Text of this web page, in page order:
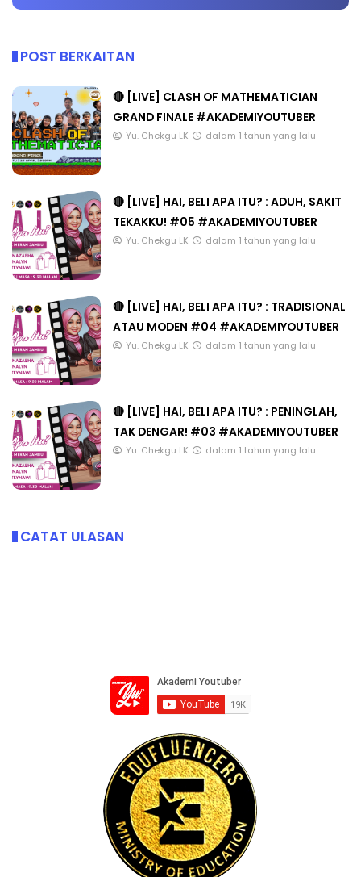
POST BERKAITAN
🔴 [LIVE] CLASH OF MATHEMATICIAN
GRAND FINALE #AKADEMIYOUTUBER
Yu. Chekgu LK dalam 1 tahun yang lalu
🔴 [LIVE] HAI, BELI APA ITU? : ADUH, SAKIT
TEKAKKU! #05 #AKADEMIYOUTUBER
Yu. Chekgu LK dalam 1 tahun yang lalu
🔴 [LIVE] HAI, BELI APA ITU? : TRADISIONAL
ATAU MODEN #04 #AKADEMIYOUTUBER
Yu. Chekgu LK dalam 1 tahun yang lalu
🔴 [LIVE] HAI, BELI APA ITU? : PENINGLAH,
TAK DENGAR! #03 #AKADEMIYOUTUBER
Yu. Chekgu LK dalam 1 tahun yang lalu
CATAT ULASAN